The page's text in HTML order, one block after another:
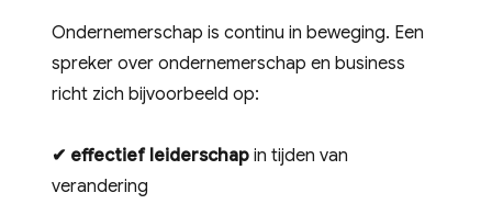
Ondernemerschap is continu in beweging. Een
spreker over ondernemerschap en business
richt zich bijvoorbeeld op:
✔ effectief leiderschap in tijden van
verandering